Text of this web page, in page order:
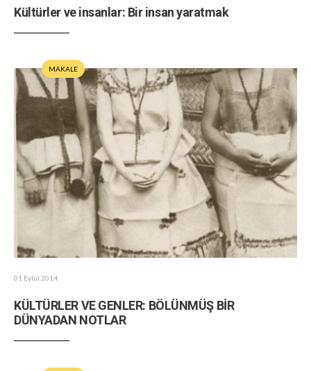
Kültürler ve insanlar: Bir insan yaratmak
MAKALE
01 Eylül 2014
KÜLTÜRLER VE GENLER: BÖLÜNMÜŞ BİR
DÜNYADAN NOTLAR